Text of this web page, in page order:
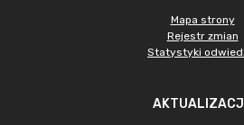
Mapa strony
Rejestr zmian
Statystyki